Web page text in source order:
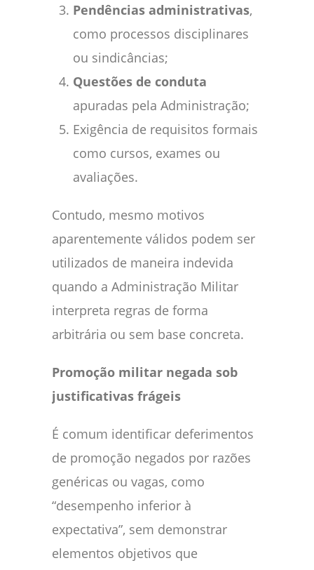
Pendências administrativas,
como processos disciplinares
ou sindicâncias;
Questões de conduta
apuradas pela Administração;
Exigência de requisitos formais
como cursos, exames ou
avaliações.
Contudo, mesmo motivos
aparentemente válidos podem ser
utilizados de maneira indevida
quando a Administração Militar
interpreta regras de forma
arbitrária ou sem base concreta.
Promoção militar negada sob
justificativas frágeis
É comum identificar deferimentos
de promoção negados por razões
genéricas ou vagas, como
“desempenho inferior à
expectativa”, sem demonstrar
elementos objetivos que